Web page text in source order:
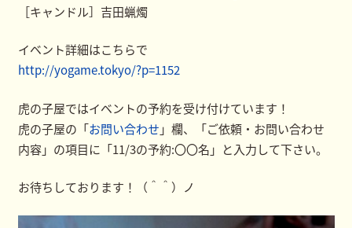
［キャンドル］吉田蝋燭
イベント詳細はこちらで
http://yogame.tokyo/?p=1152
虎の子屋ではイベントの予約を受け付けています！
虎の子屋の「お問い合わせ 」欄、「ご依頼・お問い合わせ
内容」の項目に「11/3の予約:〇〇名」と入力して下さい。
お待ちしております！（＾＾）ノ